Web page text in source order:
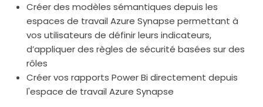
Créer des modèles sémantiques depuis les
espaces de travail Azure Synapse permettant à
vos utilisateurs de définir leurs indicateurs,
d’appliquer des règles de sécurité basées sur des
rôles
Créer vos rapports Power Bi directement depuis
l'espace de travail Azure Synapse